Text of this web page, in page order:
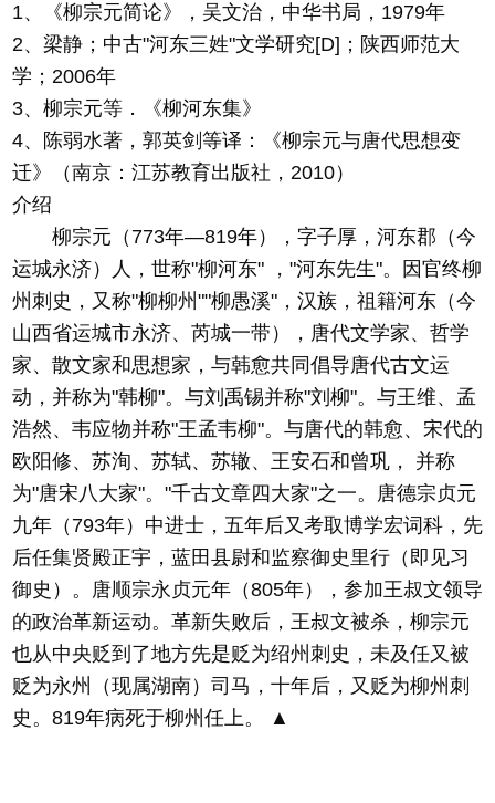
1、《柳宗元简论》，吴文治，中华书局，1979年
2、梁静；中古"河东三姓"文学研究[D]；陕西师范大
学；2006年
3、柳宗元等．《柳河东集》
4、陈弱水著，郭英剑等译：《柳宗元与唐代思想变
迁》（南京：江苏教育出版社，2010）
介绍
柳宗元（773年—819年），字子厚，河东郡（今
运城永济）人，世称"柳河东" ，"河东先生"。因官终柳
州刺史，又称"柳柳州""柳愚溪"，汉族，祖籍河东（今
山西省运城市永济、芮城一带），唐代文学家、哲学
家、散文家和思想家，与韩愈共同倡导唐代古文运
动，并称为"韩柳"。与刘禹锡并称"刘柳"。与王维、孟
浩然、韦应物并称"王孟韦柳"。与唐代的韩愈、宋代的
欧阳修、苏洵、苏轼、苏辙、王安石和曾巩， 并称
为"唐宋八大家"。"千古文章四大家"之一。唐德宗贞元
九年（793年）中进士，五年后又考取博学宏词科，先
后任集贤殿正宇，蓝田县尉和监察御史里行（即见习
御史）。唐顺宗永贞元年（805年），参加王叔文领导
的政治革新运动。革新失败后，王叔文被杀，柳宗元
也从中央贬到了地方先是贬为绍州刺史，未及任又被
贬为永州（现属湖南）司马，十年后，又贬为柳州刺
史。819年病死于柳州任上。 ▲